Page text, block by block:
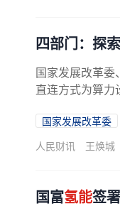
四部门：探索
国家发展改革
直连方式为算力
国家发展改革委
人民财讯
王焕城
国富氢能签